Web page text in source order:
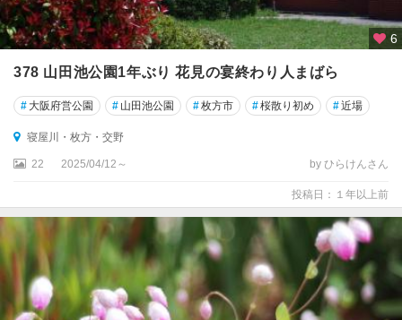
6
378 山田池公園1年ぶり 花見の宴終わり人まばら
# 大阪府営公園 # 山田池公園 #枚方市 #桜散り初め #近場
寝屋川・枚方・交野
22 2025/04/12～ by ひらけんさん
投稿日：１年以上前